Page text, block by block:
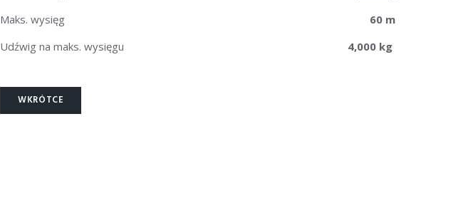
Maks. wysięg
Udźwig na maks. wysięgu
60 m
4,000 kg
WKRÓTCE